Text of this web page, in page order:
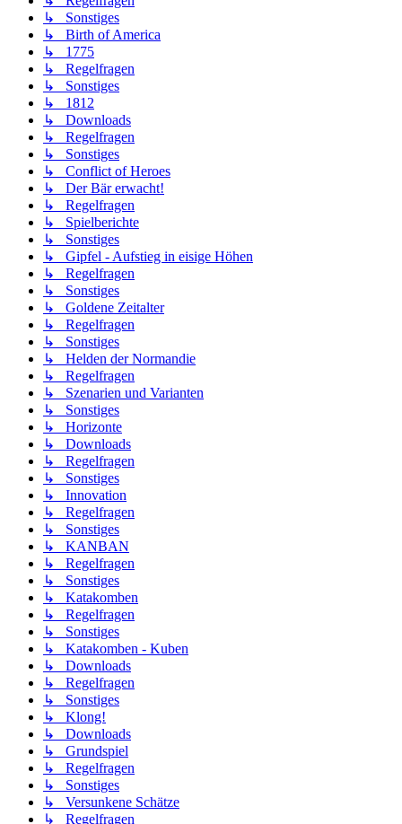
↳ Sonstiges
↳ Birth of America
↳ 1775
↳ Regelfragen
↳ Sonstiges
↳ 1812
↳ Downloads
↳ Regelfragen
↳ Sonstiges
↳ Conflict of Heroes
↳ Der Bär erwacht!
↳ Regelfragen
↳ Spielberichte
↳ Sonstiges
↳ Gipfel - Aufstieg in eisige Höhen
↳ Regelfragen
↳ Sonstiges
↳ Goldene Zeitalter
↳ Regelfragen
↳ Sonstiges
↳ Helden der Normandie
↳ Regelfragen
↳ Szenarien und Varianten
↳ Sonstiges
↳ Horizonte
↳ Downloads
↳ Regelfragen
↳ Sonstiges
↳ Innovation
↳ Regelfragen
↳ Sonstiges
↳ KANBAN
↳ Regelfragen
↳ Sonstiges
↳ Katakomben
↳ Regelfragen
↳ Sonstiges
↳ Katakomben - Kuben
↳ Downloads
↳ Regelfragen
↳ Sonstiges
↳ Klong!
↳ Downloads
↳ Grundspiel
↳ Regelfragen
↳ Sonstiges
↳ Versunkene Schätze
↳ Regelfragen